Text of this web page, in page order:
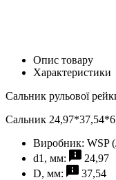
Опис товару
Характеристики
Сальник рульової
Сальник
Виробник: WSP
d1, мм:
24,97
D, мм:
37,54